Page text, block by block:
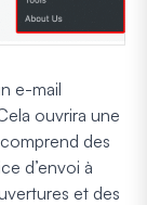
e-mail
ouvrira une
des
d’envoi à
et des